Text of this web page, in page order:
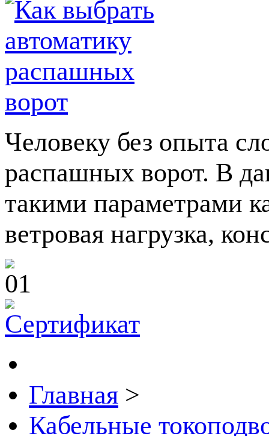
Человеку без опыта
распашных ворот. В
такими параметрами
ветровая нагрузка,
Главная >
Кабельные